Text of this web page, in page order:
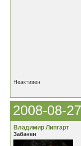
Неактивен
2008-08-
Владимир Липгарт
Забанен